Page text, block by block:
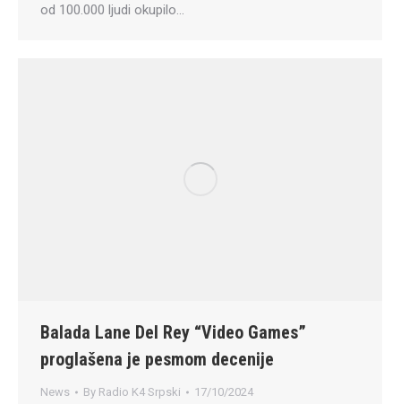
od 100.000 ljudi okupilo…
Balada Lane Del Rey “Video Games”
proglašena je pesmom decenije
News By Radio K4 Srpski 17/10/2024